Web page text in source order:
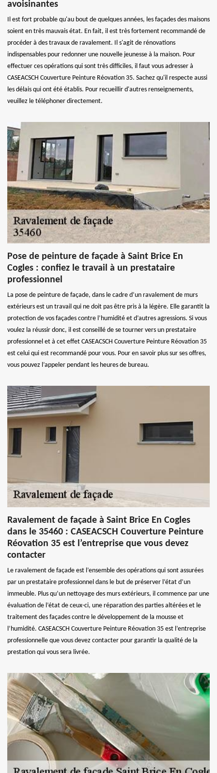
avoisinantes
Il est fort probable qu'au bout de quelques années, les façades des maisons
soient en très mauvais état. En fait, il est très fortement recommandé de
procéder à des travaux de ravalement. Il s'agit de rénovations
indispensables pour redonner une nouvelle jeunesse à la maison. Pour
effectuer ces opérations qui sont très difficiles, il faut vous adresser à
CASEACSCH Couverture Peinture Réovation 35. Sachez qu'il respecte aussi
les délais qui ont été établis. Pour recueillir d'autres renseignements,
veuillez le téléphoner directement.
Pose de peinture de façade à Saint Brice En
Cogles : confiez le travail à un prestataire
professionnel
La pose de peinture de façade, dans le cadre d’un ravalement de murs
extérieurs est un travail qui ne doit pas être pris à la légère. Elle garantit la
protection de vos façades contre l’humidité et d’autres agressions. Si vous
voulez la réussir donc, il est conseillé de se tourner vers un prestataire
professionnel et à cet effet CASEACSCH Couverture Peinture Réovation 35
est celui qui est recommandé pour vous. Pour en savoir plus sur ses offres,
vous pouvez l’appeler pendant les heures de bureau.
Ravalement de façade à Saint Brice En Cogles
dans le 35460 : CASEACSCH Couverture Peinture
Réovation 35 est l’entreprise que vous devez
contacter
Le ravalement de façade est l’ensemble des opérations qui sont assurées
par un prestataire professionnel dans le but de préserver l’état d’un
immeuble. Plus qu’un nettoyage des murs extérieurs, il commence par une
évaluation de l’état de ceux-ci, une réparation des parties altérées et le
traitement des façades contre le développement de la mousse et
l’humidité. CASEACSCH Couverture Peinture Réovation 35 est l’entreprise
professionnelle que vous devez contacter pour garantir la qualité de la
prestation qui vous sera livrée.